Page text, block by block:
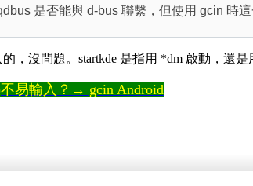
是否能與 d-bus 聯繫，但使用 gcin 時
，沒問題。startkde 是指用 *dm 啟動，還是
易輸入？→ gcin Android